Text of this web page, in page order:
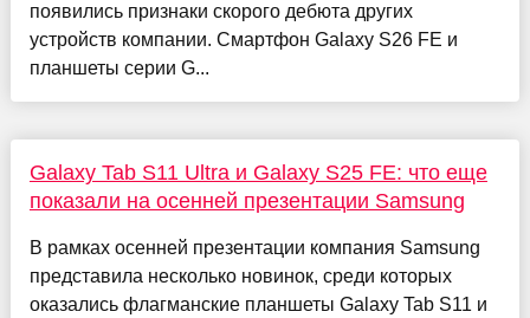
появились признаки скорого дебюта других
устройств компании. Смартфон Galaxy S26 FE и
планшеты серии G...
Galaxy Tab S11 Ultra и Galaxy S25 FE: что еще
показали на осенней презентации Samsung
В рамках осенней презентации компания Samsung
представила несколько новинок, среди которых
оказались флагманские планшеты Galaxy Tab S11 и